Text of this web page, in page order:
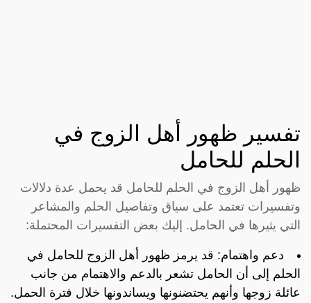
تفسير ظهور أهل الزوج في
الحلم للحامل
ظهور أهل الزوج في الحلم للحامل قد يحمل عدة دلالات
وتفسيرات تعتمد على سياق وتفاصيل الحلم والمشاعر
التي يثيرها في الحامل. إليك بعض التفسيرات المحتملة:
دعم واهتمام: قد يرمز ظهور أهل الزوج للحامل في
الحلم إلى أن الحامل تشعر بالدعم والاهتمام من جانب
عائلة زوجها وأنهم يحتضنونها ويساندونها خلال فترة الحمل.